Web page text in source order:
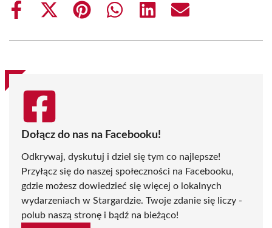
Share
Share
(Twitter)
Share
Share
Share
Share
Dołącz do nas na Facebooku!
Odkrywaj, dyskutuj i dziel się tym co najlepsze!
Przyłącz się do naszej społeczności na Facebooku,
gdzie możesz dowiedzieć się więcej o lokalnych
wydarzeniach w Stargardzie. Twoje zdanie się liczy -
polub naszą stronę i bądź na bieżąco!